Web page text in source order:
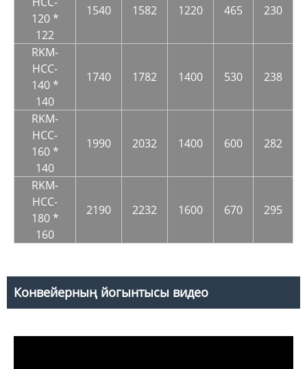
120 *
122
1540 1582 1220 465 230
RKM-
HCC-
140 *
140
1740 1782 1400 530 238
RKM-
HCC-
160 *
140
1990 2032 1400 600 282
RKM-
HCC-
180 *
160
2190 2232 1600 670 295
Конвейерның йогынтысы видео